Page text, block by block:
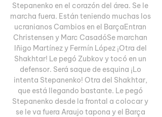
Stepanenko en el corazón del área. Se le
marcha fuera. Están teniendo muchas los
ucranianos Cambios en el BarçaEntran
Christensen y Marc CasadóSe marchan
Iñigo Martínez y Fermín López ¡Otra del
Shakhtar! Le pegó Zubkov y tocó en un
defensor. Será saque de esquina ¡Lo
intenta Stepanenko! Otra del Shakhtar,
que está llegando bastante. Le pegó
Stepanenko desde la frontal a colocar y
se le va fuera Araujo tapona y el Barça